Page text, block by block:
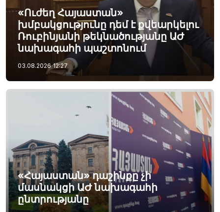
«Ուժեղ Հայաստան»
խմբակցությունը դեմ է քվեարկելու
Ռուբինյանի թեկնածությանը ԱԺ
նախագահի պաշտոնում
03.08.2026 12:27
«Հայաստան» դաշինքը չի
մասնակցի ԱԺ նախագահի
ընտրությանը